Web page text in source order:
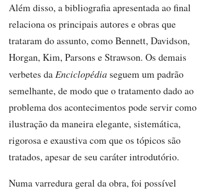
Além disso, a bibliografia apresentada ao final
relaciona os principais autores e obras que
trataram do assunto, como Bennett, Davidson,
Horgan, Kim, Parsons e Strawson. Os demais
verbetes da Enciclopédia seguem um padrão
semelhante, de modo que o tratamento dado ao
problema dos acontecimentos pode servir como
ilustração da maneira elegante, sistemática,
rigorosa e exaustiva com que os tópicos são
tratados, apesar de seu caráter introdutório.
Numa varredura geral da obra, foi possível